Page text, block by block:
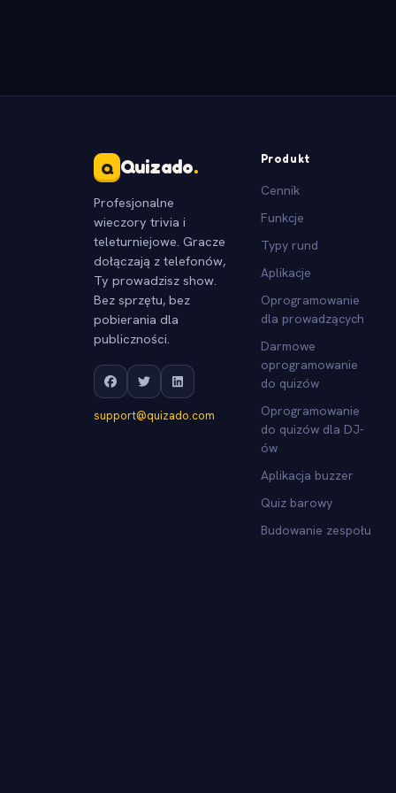
Q Quizado.
Profesjonalne
wieczory trivia i
teleturniejowe. Gracze
dołączają z telefonów,
Ty prowadzisz show.
Bez sprzętu, bez
pobierania dla
publiczności.
support@quizado.com
Produkt
Cennik
Funkcje
Typy rund
Aplikacje
Oprogramowanie
dla prowadzących
Darmowe
oprogramowanie
do quizów
Oprogramowanie
do quizów dla DJ-
ów
Aplikacja buzzer
Quiz barowy
Budowanie zespołu